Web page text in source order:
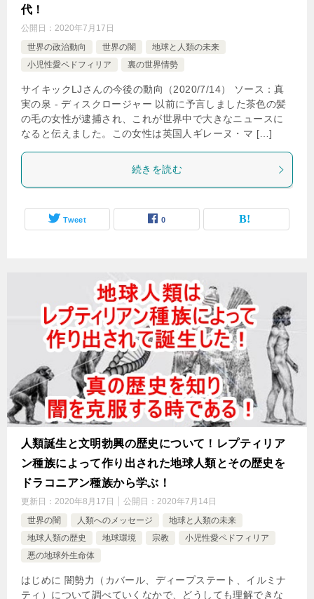
代！
公開日： 2020年7月17日
世界の政治動向
世界の闇
地球と人類の未来
小児性愛ペドフィリア
裏の世界情勢
サイキックLJさんの今後の動向（2020/7/14） ソース：真
実の泉 - ディスクロージャー 以前に予言しました茶色の髪
の毛の女性が逮捕され、これが世界中で大きなニュースに
なると伝えました。この女性は英国人ギレーヌ・マ […]
続きを読む
Tweet 0
人類誕生と文明勃興の歴史について！レプティリア
ン種族によって作り出された地球人類とその歴史を
ドラコニアン種族から学ぶ！
更新日： 2020年8月17日 公開日： 2020年7月14日
世界の闇
人類へのメッセージ
地球と人類の未来
地球人類の歴史
地球環境 宗教
小児性愛ペドフィリア
悪の地球外生命体
はじめに 闇勢力（カバール、ディープステート、イルミナ
ティ）について調べていくなかで、どうしても理解できな